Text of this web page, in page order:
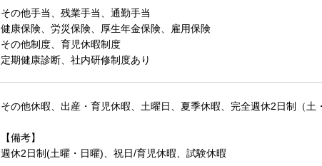
その他手当、残業手当、通勤手当
健康保険、労災保険、厚生年金保険、雇用保険
その他制度、育児休暇制度
定期健康診断、社内研修制度あり
その他休暇、出産・育児休暇、土曜日、夏季休暇、完全週休2日制（
【備考】
週休2日制(土曜・日曜)、祝日/育児休暇、試験休暇